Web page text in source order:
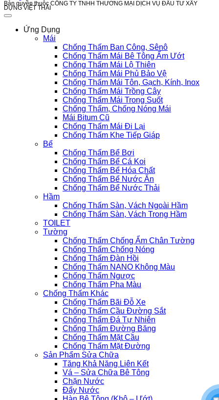
Bản quyền thuộc CÔNG TY TNHH THƯƠNG MẠI DỊCH VỤ ĐẦU TƯ XÂY
DỰNG VIỆT THÁI
Ứng Dụng
Mái
Chống Thấm Ban Công, Sênô
Chống Thấm Mái Bê Tông Ẩm Ướt
Chống Thấm Mái Lộ Thiên
Chống Thấm Mái Phủ Bảo Vệ
Chống Thấm Mái Tôn, Gạch, Kính, Inox
Chống Thấm Mái Trồng Cây
Chống Thấm Mái Trong Suốt
Chống Thấm, Chống Nóng Mái
Mái Bitum Cũ
Chống Thấm Mái Đi Lại
Chống Thấm Khe Tiếp Giáp
Bể
Chống Thấm Bể Bơi
Chống Thấm Bể Cá Koi
Chống Thấm Bể Hóa Chất
Chống Thấm Bể Nước Ăn
Chống Thấm Bể Nước Thải
Hầm
Chống Thấm Sàn, Vách Ngoài Hầm
Chống Thấm Sàn, Vách Trong Hầm
TOILET
Tường
Chống Thấm Chống Ẩm Chân Tường
Chống Thấm Chống Nóng
Chống Thấm Đàn Hồi
Chống Thấm NANO Không Màu
Chống Thấm Ngược
Chống Thấm Pha Màu
Chống Thấm Khác
Chống Thấm Bãi Đỗ Xe
Chống Thấm Cầu Đường Sắt
Chống Thấm Đá Tự Nhiên
Chống Thấm Đường Băng
Chống Thấm Mặt Cầu
Chống Thấm Mặt Đường
Sản Phẩm Sửa Chữa
Tăng Khả Năng Liên Kết
Vá – Sửa Chữa Bê Tông
Chặn Nước
Đẩy Nước